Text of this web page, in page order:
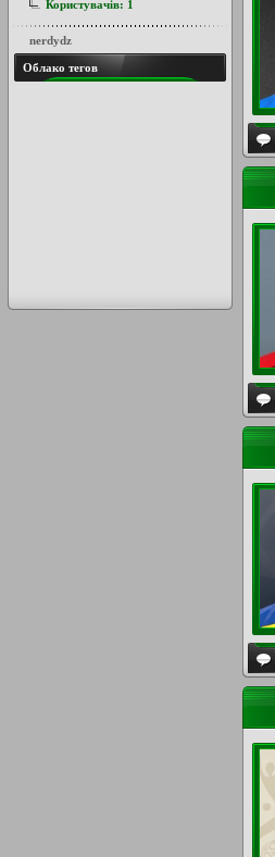
Користувачів: 1
nerdydz
Облако тегов